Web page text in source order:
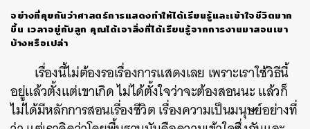
อย่างที่คุยกันว่าศาสตร์การแสดงทำให้ได้เรียนรู้และเข้าใจชีวิตมาก
ขึ้น เวลาอยู่กับลูก คุณได้เอาสิ่งที่ได้เรียนรู้จากการงานมาสอนเขา
บ้างหรือเปล่า
เรื่องนี้ไม่ต้องรอเรื่องการแสดงเลย เพราะเราใช้วิธีนี้
อยู่แล้วตั้งแต่เขาเกิด ไม่ได้ตั้งใจว่าจะต้องสอนนะ แล้วก็
ไม่ได้มีหลักการสอนเรื่องชีวิต เรื่องความเป็นมนุษย์อย่างที่